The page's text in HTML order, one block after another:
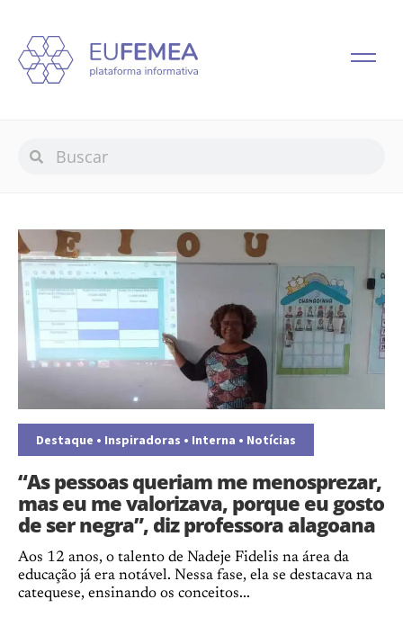
Destaque • Inspiradoras • Interna • Notícias
“As pessoas queriam me menosprezar,
mas eu me valorizava, porque eu gosto
de ser negra”, diz professora alagoana
Aos 12 anos, o talento de Nadeje Fidelis na área da
educação já era notável. Nessa fase, ela se destacava na
catequese, ensinando os conceitos...